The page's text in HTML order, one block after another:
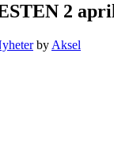
2 april
by Aksel